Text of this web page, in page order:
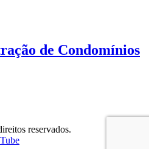
de Condomínios
reservados.